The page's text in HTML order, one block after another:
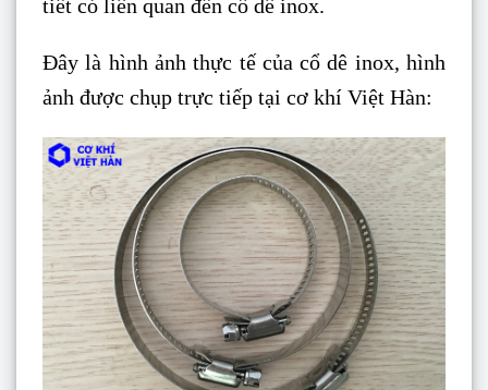
tiết có liên quan đến cổ dê inox.
Đây là hình ảnh thực tế của cổ dê inox, hình
ảnh được chụp trực tiếp tại cơ khí Việt Hàn: